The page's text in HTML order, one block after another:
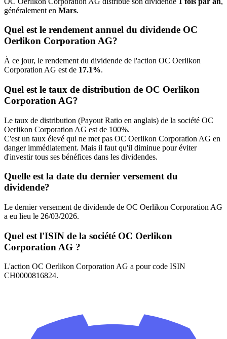
généralement en Mars.
Quel est le rendement annuel du dividende OC
Oerlikon Corporation AG?
À ce jour, le rendement du dividende de l'action OC Oerlikon
Corporation AG est de 17.1%.
Quel est le taux de distribution de OC Oerlikon
Corporation AG?
Le taux de distribution (Payout Ratio en anglais) de la société OC
Oerlikon Corporation AG est de 100%.
C'est un taux élevé qui ne met pas OC Oerlikon Corporation AG en
danger immédiatement. Mais il faut qu'il diminue pour éviter
d'investir tous ses bénéfices dans les dividendes.
Quelle est la date du dernier versement du
dividende?
Le dernier versement de dividende de OC Oerlikon Corporation AG
a eu lieu le 26/03/2026.
Quel est l'ISIN de la société OC Oerlikon
Corporation AG ?
L'action OC Oerlikon Corporation AG a pour code ISIN
CH0000816824.